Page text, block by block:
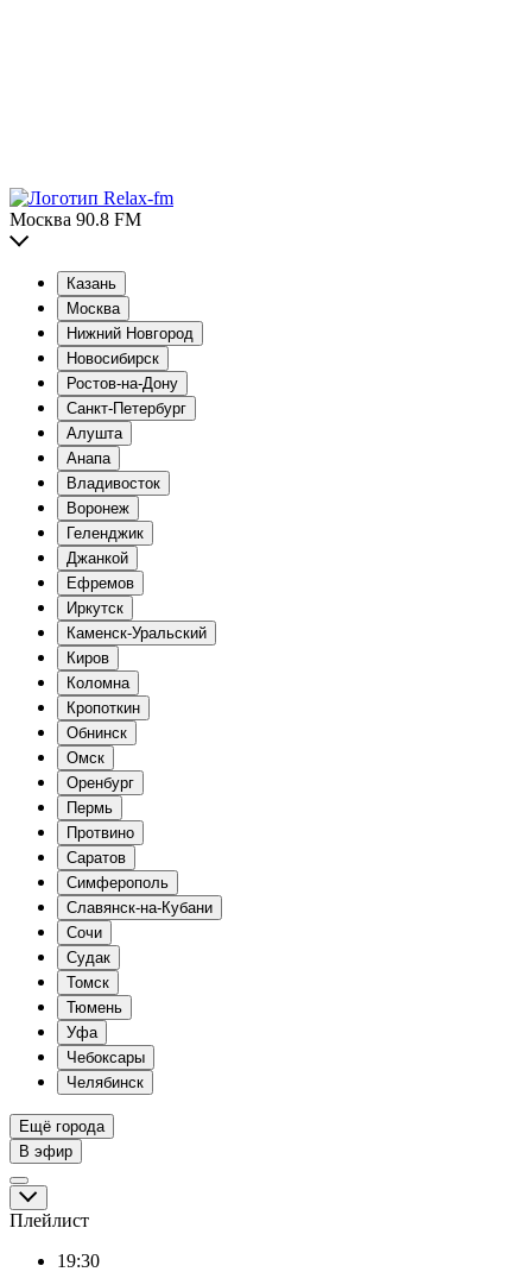
Москва 90.8 FM
Казань
Москва
Нижний Новгород
Новосибирск
Ростов-на-Дону
Санкт-Петербург
Алушта
Анапа
Владивосток
Воронеж
Геленджик
Джанкой
Ефремов
Иркутск
Каменск-Уральский
Киров
Коломна
Кропоткин
Обнинск
Омск
Оренбург
Пермь
Протвино
Саратов
Симферополь
Славянск-на-Кубани
Сочи
Судак
Томск
Тюмень
Уфа
Чебоксары
Челябинск
Ещё города
В эфир
Плейлист
19:30